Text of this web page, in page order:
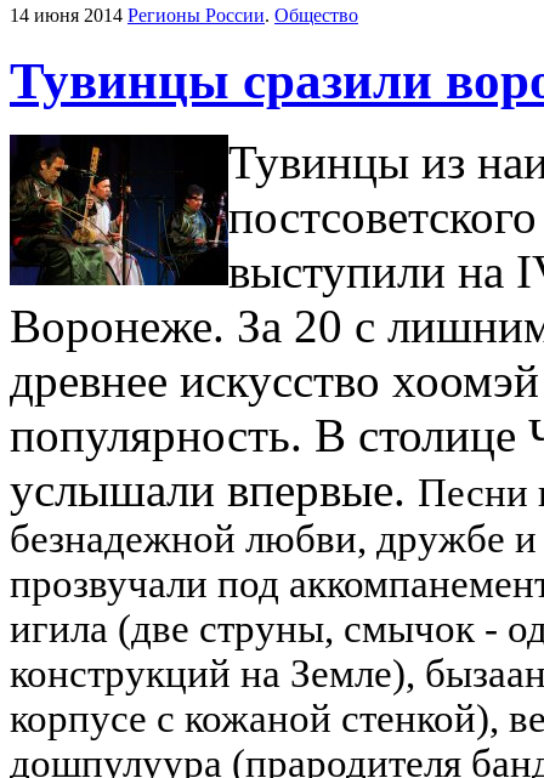
14 июня 2014 Регионы России. Общество
Тувинцы сразили
Тувинцы из
выступили на
Воронеже. За 20 с
древнее искусство
популярность. В столице
услышали впервые. Песни
безнадежной любви, дружбе
прозвучали под
игила (две струны, смычок -
конструкций на Земле),
корпусе с кожаной стенкой),
дошпулуура (прародителя